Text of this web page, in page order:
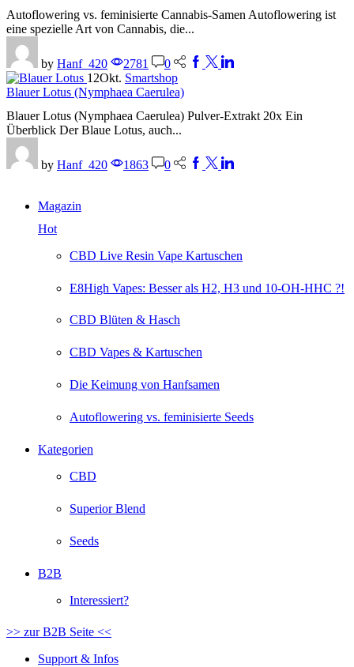
Autoflowering vs. feminisierte Cannabis-Samen Autoflowering ist
eine spezielle Art von Cannabis, die...
by Hanf_420 2781
0
12Okt. Smartshop
Blauer Lotus (Nymphaea Caerulea)
Blauer Lotus (Nymphaea Caerulea) Pulver-Extrakt 20x Ein
Überblick Der Blaue Lotus, auch...
by Hanf_420 1863 0
Magazin
Hot
CBD Live Resin Vape Kartuschen
E8High Vapes: Besser als H2, H3 und 10-OH-HHC ?!
CBD Blüten & Hasch
CBD Vapes & Kartuschen
Die Keimung von Hanfsamen
Autoflowering vs. feminisierte Seeds
Kategorien
CBD
Superior Blend
Seeds
B2B
Interessiert?
>> zur B2B Seite <<
Support & Infos